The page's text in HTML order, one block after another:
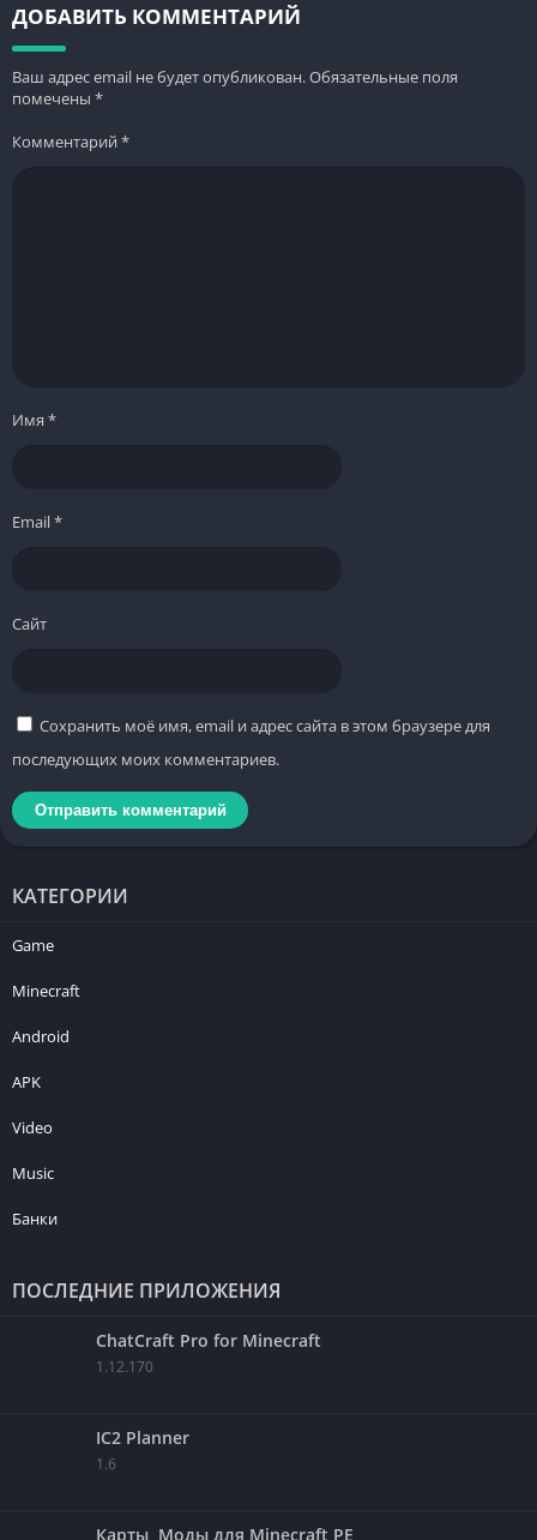
ДОБАВИТЬ КОММЕНТАРИЙ
Ваш адрес email не будет опубликован.Обязательные поля
помечены *
Комментарий*
Имя *
Email*
Сайт
Сохранить моё имя, email и адрес сайта в этом браузере для
последующих моих комментариев.
КАТЕГОРИИ
Game
Minecraft
Android
APK
Video
Music
Банки
ПОСЛЕДНИЕ ПРИЛОЖЕНИЯ
ChatCraft Pro for Minecraft
1.12.170
IC2 Planner
1.6
Карты, Моды для Minecraft PE